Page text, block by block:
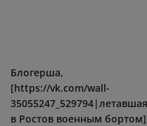
Блогерша,
[https://vk.com/wall-
35055247_529794|летавшая
в Ростов военным